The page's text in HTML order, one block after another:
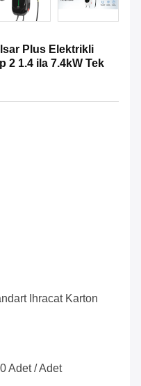
Plus Elektrikli
2 1.4 ila 7.4kW Tek
Ihracat Karton
Adet / Adet